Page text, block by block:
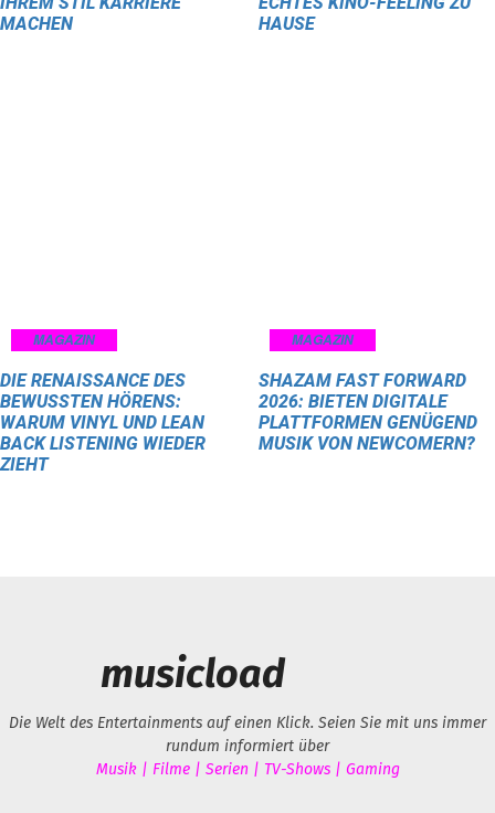
MACHEN
HAUSE
MAGAZIN
DIE RENAISSANCE DES
BEWUSSTEN HÖRENS:
WARUM VINYL UND LEAN
BACK LISTENING WIEDER
ZIEHT
MAGAZIN
SHAZAM FAST FORWARD
2026: BIETEN DIGITALE
PLATTFORMEN GENÜGEND
MUSIK VON NEWCOMERN?
musicload
Die Welt des Entertainments auf einen Klick. Seien Sie mit uns immer
rundum informiert über
Musik | Filme | Serien | TV-Shows | Gaming